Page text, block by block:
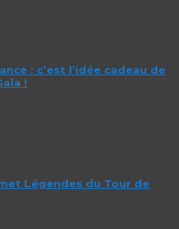
: c’est l’idée cadeau de
!
Légendes du Tour de